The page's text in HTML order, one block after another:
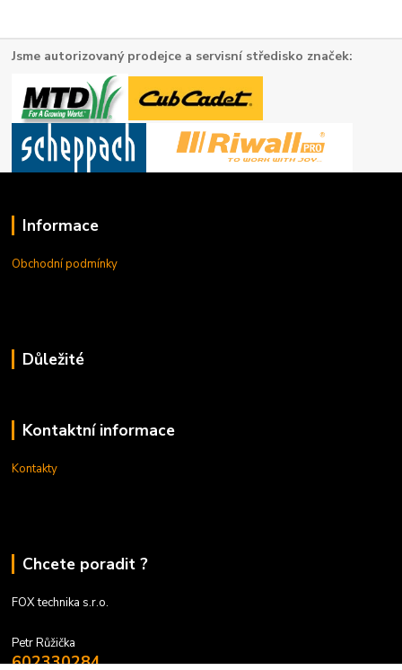
Jsme autorizovaný prodejce a servisní středisko značek:
Informace
Obchodní podmínky
Důležité
Kontaktní informace
Kontakty
Chcete poradit ?
FOX technika s.r.o.
Petr Růžička
602330284